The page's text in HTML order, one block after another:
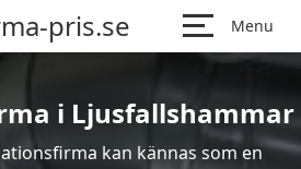
pris.se Menu
i Ljusfallshammar
kan kännas som en